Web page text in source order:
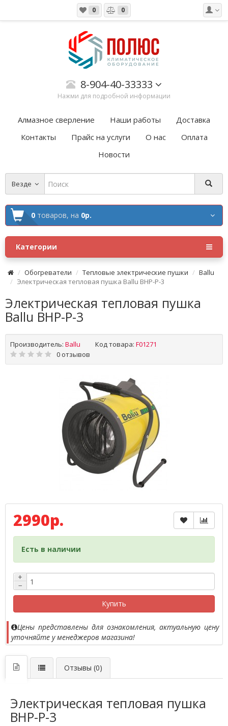
0 0
8-904-40-33333
Нажми для подробной информации
Алмазное сверление Наши работы
Доставка
Контакты
Прайс на услуги О нас
Оплата
Новости
Везде
0 товаров, на 0р.
Категории
Обогреватели Тепловые электрические пушки
Ballu
Электрическая тепловая пушка Ballu BHP-P-3
Электрическая тепловая пушка
Ballu BHP-P-3
Производитель: Ballu Код товара: F01271
0 отзывов
2990р.
Есть в наличии
+
−
Купить
Цены представлены для ознакомления, актуальную цену
уточняйте у менеджеров магазина!
Отзывы (0)
Электрическая тепловая пушка
BHP-P-3